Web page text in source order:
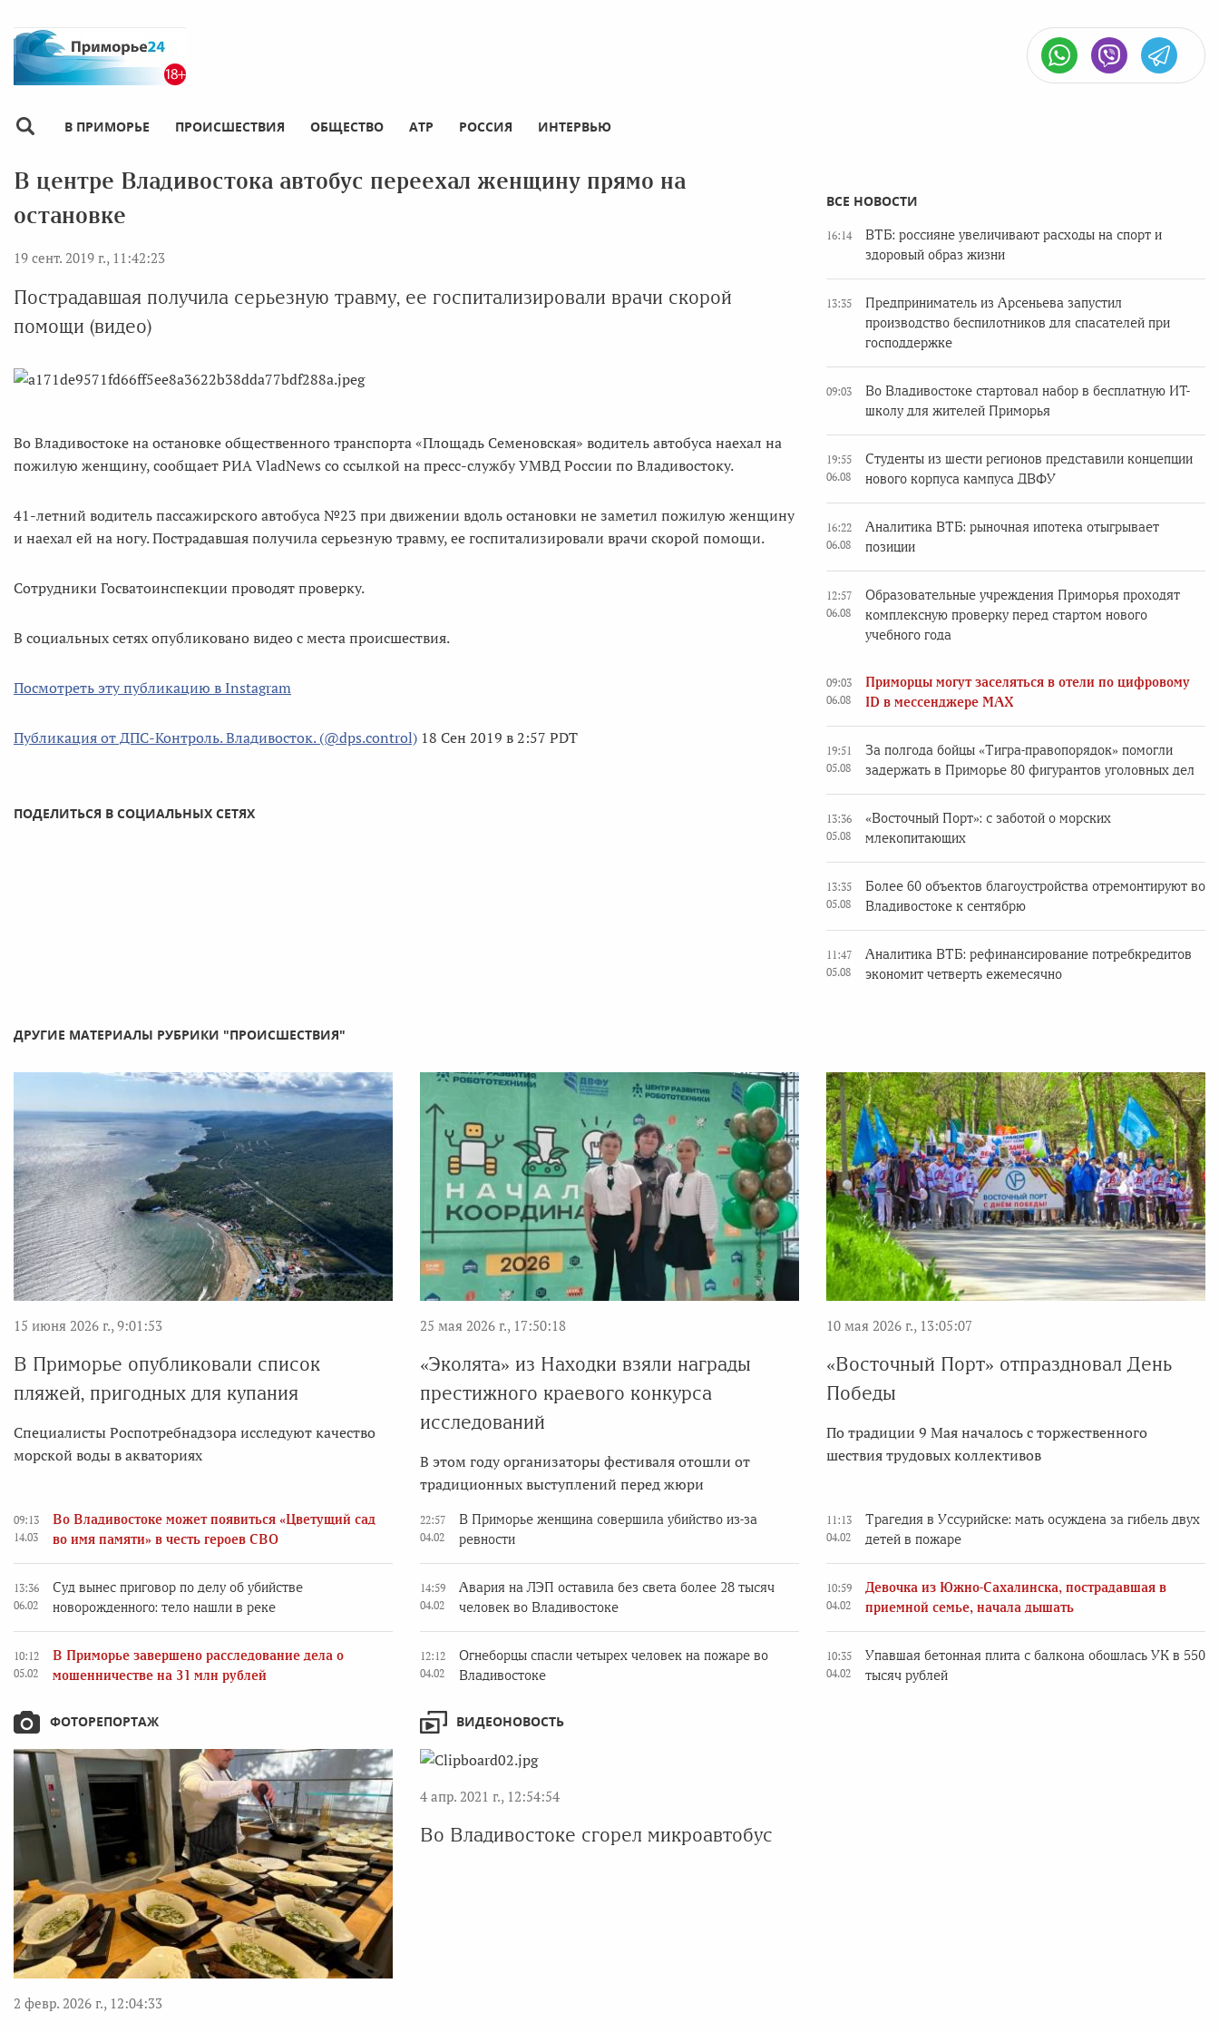
В ПРИМОРЬЕ ПРОИСШЕСТВИЯ ОБЩЕСТВО АТР РОССИЯ ИНТЕРВЬЮ
В центре Владивостока автобус переехал женщину прямо на
остановке
19 сент. 2019 г., 11:42:23
Пострадавшая получила серьезную травму, ее госпитализировали врачи скорой
помощи (видео)
Во Владивостоке на остановке общественного транспорта «Площадь Семеновская» водитель автобуса наехал на
пожилую женщину, сообщает РИА VladNews со ссылкой на пресс-службу УМВД России по Владивостоку.
41-летний водитель пассажирского автобуса №23 при движении вдоль остановки не заметил пожилую женщину
и наехал ей на ногу. Пострадавшая получила серьезную травму, ее госпитализировали врачи скорой помощи.
Сотрудники Госватоинспекции проводят проверку.
В социальных сетях опубликовано видео с места происшествия.
Посмотреть эту публикацию в Instagram
Публикация от ДПС-Контроль. Владивосток. (@dps.control) 18 Сен 2019 в 2:57 PDT
ПОДЕЛИТЬСЯ В СОЦИАЛЬНЫХ СЕТЯХ
ВСЕ НОВОСТИ
16:14
ВТБ: россияне увеличивают расходы на спорт и
здоровый образ жизни
13:35
Предприниматель из Арсеньева запустил
производство беспилотников для спасателей при
господдержке
09:03
Во Владивостоке стартовал набор в бесплатную ИТ-
школу для жителей Приморья
19:55
06.08
Студенты из шести регионов представили концепции
нового корпуса кампуса ДВФУ
16:22
06.08
Аналитика ВТБ: рыночная ипотека отыгрывает
позиции
12:57
06.08
Образовательные учреждения Приморья проходят
комплексную проверку перед стартом нового
учебного года
09:03
06.08
Приморцы могут заселяться в отели по цифровому
ID в мессенджере MAX
19:51
05.08
За полгода бойцы «Тигра-правопорядок» помогли
задержать в Приморье 80 фигурантов уголовных дел
13:36
05.08
«Восточный Порт»: с заботой о морских
млекопитающих
13:35
05.08
Более 60 объектов благоустройства отремонтируют во
Владивостоке к сентябрю
11:47
05.08
Аналитика ВТБ: рефинансирование потребкредитов
экономит четверть ежемесячно
ДРУГИЕ МАТЕРИАЛЫ РУБРИКИ "ПРОИСШЕСТВИЯ"
15 июня 2026 г., 9:01:53
В Приморье опубликовали список
пляжей, пригодных для купания
Специалисты Роспотребнадзора исследуют качество
морской воды в акваториях
25 мая 2026 г., 17:50:18
«Эколята» из Находки взяли награды
престижного краевого конкурса
исследований
В этом году организаторы фестиваля отошли от
традиционных выступлений перед жюри
10 мая 2026 г., 13:05:07
«Восточный Порт» отпраздновал День
Победы
По традиции 9 Мая началось с торжественного
шествия трудовых коллективов
09:13
14.03
Во Владивостоке может появиться «Цветущий сад
во имя памяти» в честь героев СВО
13:36
06.02
Суд вынес приговор по делу об убийстве
новорожденного: тело нашли в реке
10:12
05.02
В Приморье завершено расследование дела о
мошенничестве на 31 млн рублей
22:57
04.02
В Приморье женщина совершила убийство из-за
ревности
14:59
04.02
Авария на ЛЭП оставила без света более 28 тысяч
человек во Владивостоке
12:12
04.02
Огнеборцы спасли четырех человек на пожаре во
Владивостоке
11:13
04.02
Трагедия в Уссурийске: мать осуждена за гибель двух
детей в пожаре
10:59
04.02
Девочка из Южно-Сахалинска, пострадавшая в
приемной семье, начала дышать
10:35
04.02
Упавшая бетонная плита с балкона обошлась УК в 550
тысяч рублей
ФОТОРЕПОРТАЖ
2 февр. 2026 г., 12:04:33
ВИДЕОНОВОСТЬ
4 апр. 2021 г., 12:54:54
Во Владивостоке сгорел микроавтобус